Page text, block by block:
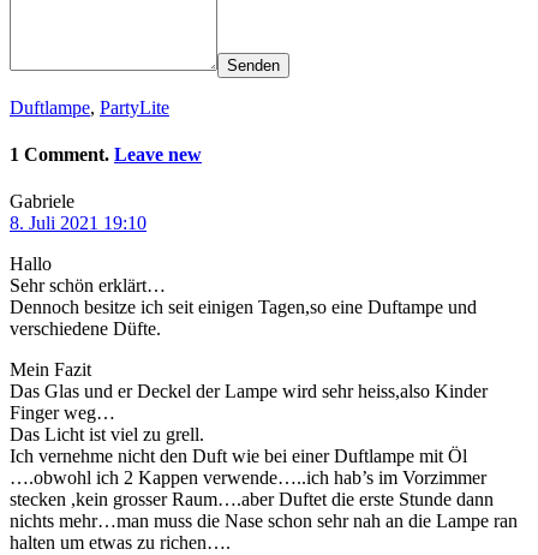
Senden
Duftlampe, PartyLite
1 Comment. Leave new
Gabriele
8. Juli 2021 19:10
Hallo
Sehr schön erklärt…
Dennoch besitze ich seit einigen Tagen,so eine Duftampe und
verschiedene Düfte.
Mein Fazit
Das Glas und er Deckel der Lampe wird sehr heiss,also Kinder
Finger weg…
Das Licht ist viel zu grell.
Ich vernehme nicht den Duft wie bei einer Duftlampe mit Öl
….obwohl ich 2 Kappen verwende…..ich hab’s im Vorzimmer
stecken ,kein grosser Raum….aber Duftet die erste Stunde dann
nichts mehr…man muss die Nase schon sehr nah an die Lampe ran
halten um etwas zu richen….